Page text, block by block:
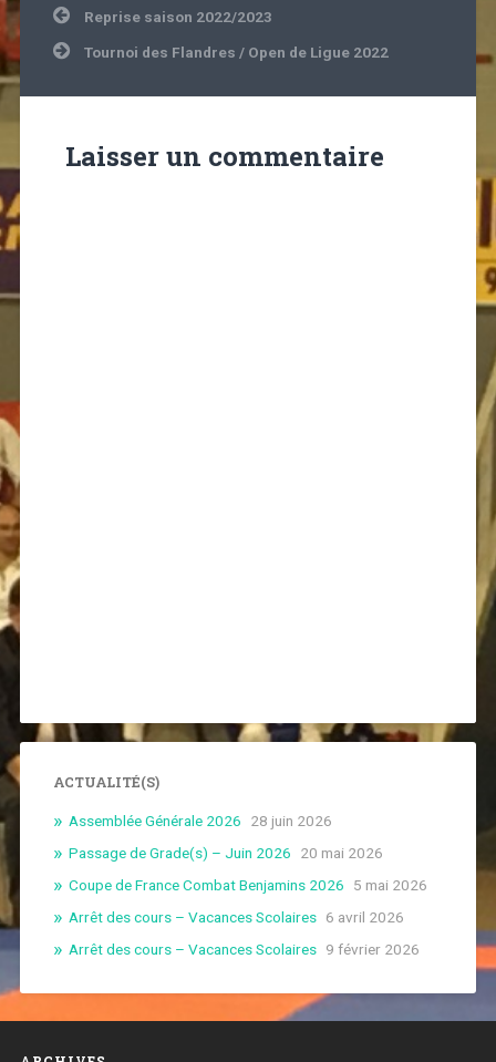
Navigation
de
l’article
Reprise saison 2022/2023
Tournoi des Flandres / Open de Ligue 2022
Laisser un commentaire
ACTUALITÉ(S)
Assemblée Générale 2026
28 juin 2026
Passage de Grade(s) – Juin 2026
20 mai 2026
Coupe de France Combat Benjamins 2026
5 mai 2026
Arrêt des cours – Vacances Scolaires 6 avril 2026
Arrêt des cours – Vacances Scolaires 9 février 2026